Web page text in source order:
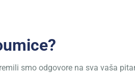
smo odgovore na sva vaša